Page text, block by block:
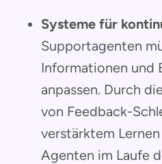
Systeme für
Supportagenten
Informationen und
anpassen. Durch
von Feedback-
verstärktem
Agenten im Laufe